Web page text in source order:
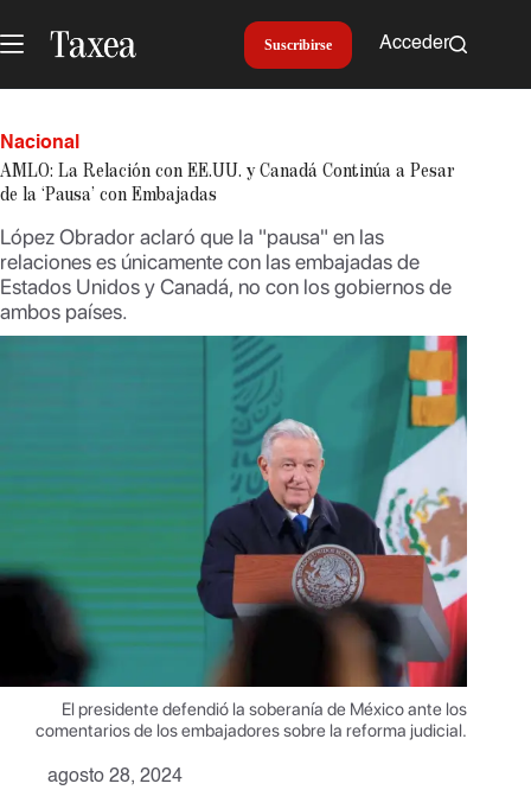
al
contenido
Suscribirse Acceder
Nacional
AMLO: La Relación con EE.UU. y Canadá Continúa a Pesar
de la ‘Pausa’ con Embajadas
López Obrador aclaró que la "pausa" en las
relaciones es únicamente con las embajadas de
Estados Unidos y Canadá, no con los gobiernos de
ambos países.
El presidente defendió la soberanía de México ante los
comentarios de los embajadores sobre la reforma judicial.
agosto 28, 2024